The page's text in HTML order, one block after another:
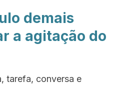
demais
a agitação do
tarefa, conversa e